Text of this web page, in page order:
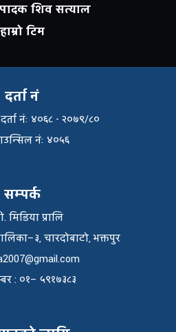
शिव सत्याल
हाम्रो टिम
दर्ता नं
नंः ४०६८ - २०७९/८०
नंः ४०५६
सम्पर्क
मिडिया प्रालि
चारदोबाटो, भक्तपुर
: ०१– ५९१७३८३